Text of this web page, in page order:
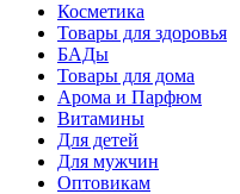
Косметика
Товары для здоровья
БАДы
Товары для дома
Арома и Парфюм
Витамины
Для детей
Для мужчин
Оптовикам